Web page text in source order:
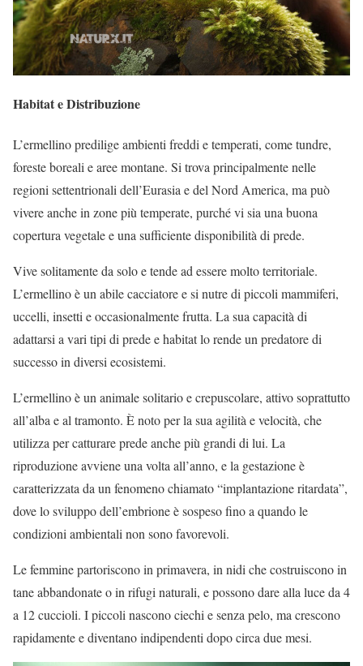
Habitat e Distribuzione
L’ermellino predilige ambienti freddi e temperati, come tundre,
foreste boreali e aree montane. Si trova principalmente nelle
regioni settentrionali dell’Eurasia e del Nord America, ma può
vivere anche in zone più temperate, purché vi sia una buona
copertura vegetale e una sufficiente disponibilità di prede.
Vive solitamente da solo e tende ad essere molto territoriale.
L’ermellino è un abile cacciatore e si nutre di piccoli mammiferi,
uccelli, insetti e occasionalmente frutta. La sua capacità di
adattarsi a vari tipi di prede e habitat lo rende un predatore di
successo in diversi ecosistemi.
L’ermellino è un animale solitario e crepuscolare, attivo soprattutto
all’alba e al tramonto. È noto per la sua agilità e velocità, che
utilizza per catturare prede anche più grandi di lui. La
riproduzione avviene una volta all’anno, e la gestazione è
caratterizzata da un fenomeno chiamato “implantazione ritardata”,
dove lo sviluppo dell’embrione è sospeso fino a quando le
condizioni ambientali non sono favorevoli.
Le femmine partoriscono in primavera, in nidi che costruiscono in
tane abbandonate o in rifugi naturali, e possono dare alla luce da 4
a 12 cuccioli. I piccoli nascono ciechi e senza pelo, ma crescono
rapidamente e diventano indipendenti dopo circa due mesi.